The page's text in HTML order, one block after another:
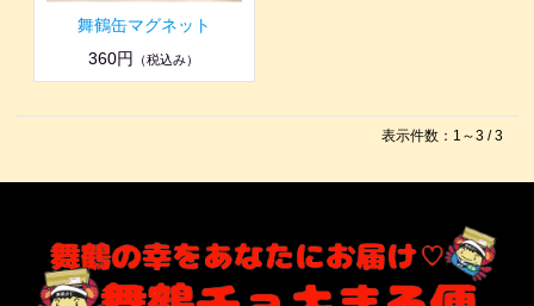
舞鶴缶マグネット
360円
（税込み）
表示件数：1～3 / 3